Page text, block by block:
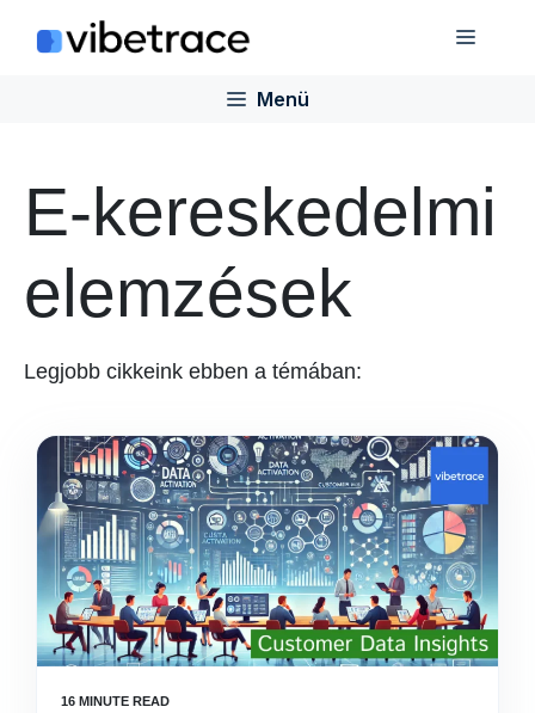
Menü
Menü
E-kereskedelmi
elemzések
Legjobb cikkeink ebben a témában: